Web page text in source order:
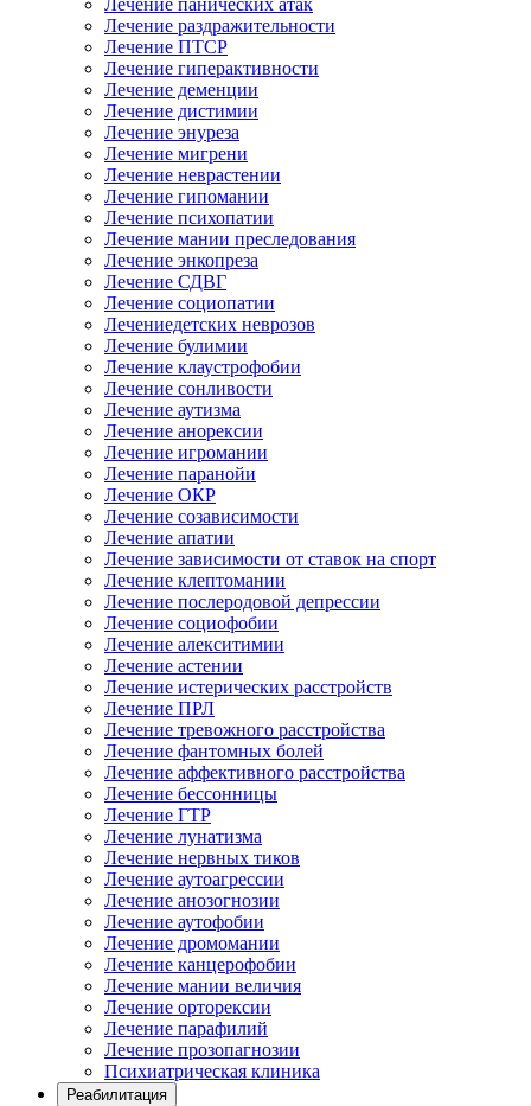
Лечение панических атак
Лечение раздражительности
Лечение ПТСР
Лечение гиперактивности
Лечение деменции
Лечение дистимии
Лечение энуреза
Лечение мигрени
Лечение неврастении
Лечение гипомании
Лечение психопатии
Лечение мании преследования
Лечение энкопреза
Лечение СДВГ
Лечение социопатии
Лечениедетских неврозов
Лечение булимии
Лечение клаустрофобии
Лечение сонливости
Лечение аутизма
Лечение анорексии
Лечение игромании
Лечение паранойи
Лечение ОКР
Лечение созависимости
Лечение апатии
Лечение зависимости от ставок на спорт
Лечение клептомании
Лечение послеродовой депрессии
Лечение социофобии
Лечение алекситимии
Лечение астении
Лечение истерических расстройств
Лечение ПРЛ
Лечение тревожного расстройства
Лечение фантомных болей
Лечение аффективного расстройства
Лечение бессонницы
Лечение ГТР
Лечение лунатизма
Лечение нервных тиков
Лечение аутоагрессии
Лечение анозогнозии
Лечение аутофобии
Лечение дромомании
Лечение канцерофобии
Лечение мании величия
Лечение орторексии
Лечение парафилий
Лечение прозопагнозии
Психиатрическая клиника
Реабилитация